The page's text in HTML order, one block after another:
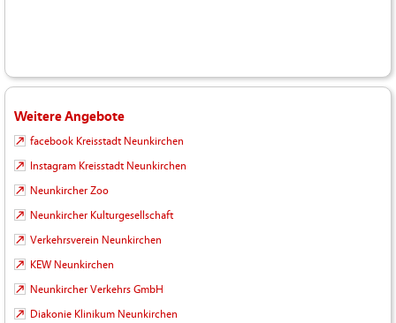
Weitere Angebote
facebook Kreisstadt Neunkirchen
Instagram Kreisstadt Neunkirchen
Neunkircher Zoo
Neunkircher Kulturgesellschaft
Verkehrsverein Neunkirchen
KEW Neunkirchen
Neunkircher Verkehrs GmbH
Diakonie Klinikum Neunkirchen